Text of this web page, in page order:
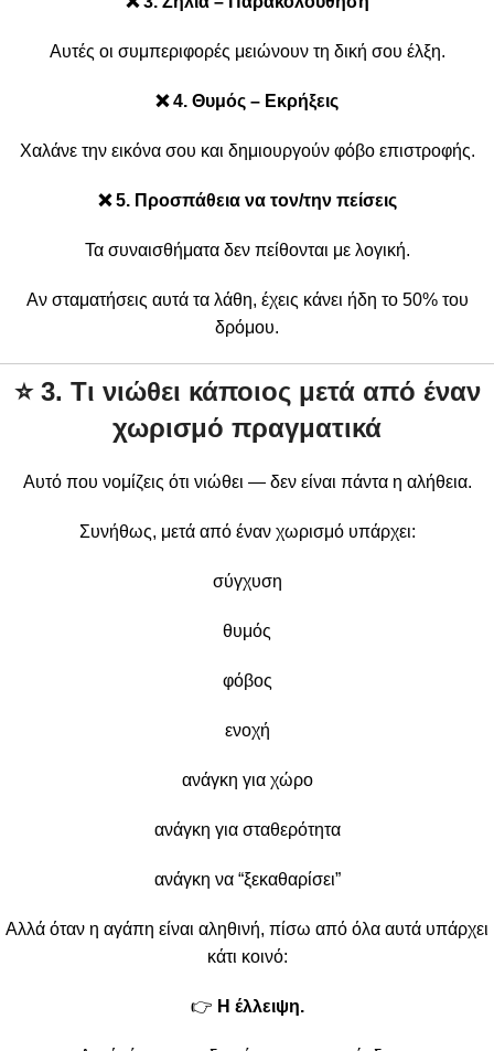
Αυτές οι συμπεριφορές μειώνουν τη δική σου έλξη.
❌ 4. Θυμός – Εκρήξεις
Χαλάνε την εικόνα σου και δημιουργούν φόβο επιστροφής.
❌ 5. Προσπάθεια να τον/την πείσεις
Τα συναισθήματα δεν πείθονται με λογική.
Αν σταματήσεις αυτά τα λάθη, έχεις κάνει ήδη το 50% του
δρόμου.
⭐ 3. Τι νιώθει κάποιος μετά από έναν
χωρισμό πραγματικά
Αυτό που νομίζεις ότι νιώθει — δεν είναι πάντα η αλήθεια.
Συνήθως, μετά από έναν χωρισμό υπάρχει:
σύγχυση
θυμός
φόβος
ενοχή
ανάγκη για χώρο
ανάγκη για σταθερότητα
ανάγκη να “ξεκαθαρίσει”
Αλλά όταν η αγάπη είναι αληθινή, πίσω από όλα αυτά υπάρχει
κάτι κοινό:
👉 Η έλλειψη.